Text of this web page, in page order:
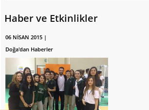
Haber ve Etkinlikler
06 NİSAN 2015 |
Doğa'dan Haberler